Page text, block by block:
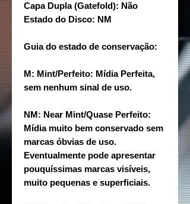
Capa Dupla (Gatefold): Não
Estado do Disco: NM
Guia do estado de conservação:
M: Mint/Perfeito: Mídia Perfeita,
sem nenhum sinal de uso.
NM: Near Mint/Quase Perfeito:
Mídia muito bem conservado sem
marcas óbvias de uso.
Eventualmente pode apresentar
pouquíssimas marcas visíveis,
muito pequenas e superficiais.